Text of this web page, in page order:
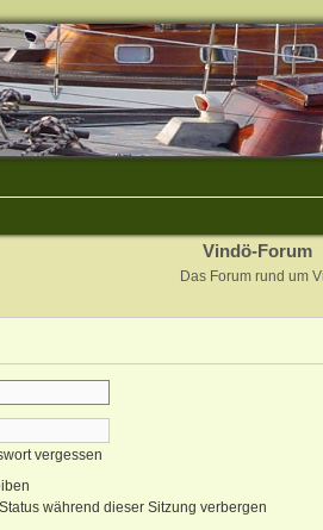
Vindö-Forum
Das Forum rund um
vergessen
während dieser Sitzung verbergen